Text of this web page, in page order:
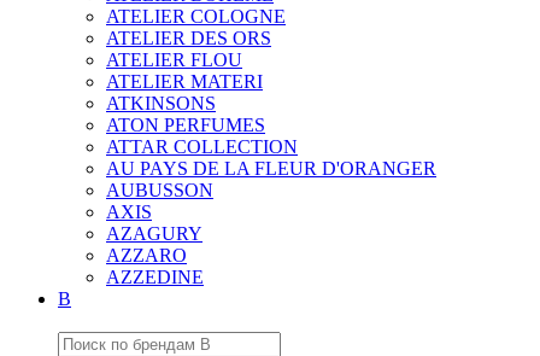
ATELIER COLOGNE
ATELIER DES ORS
ATELIER FLOU
ATELIER MATERI
ATKINSONS
ATON PERFUMES
ATTAR COLLECTION
AU PAYS DE LA FLEUR D'ORANGER
AUBUSSON
AXIS
AZAGURY
AZZARO
AZZEDINE
B